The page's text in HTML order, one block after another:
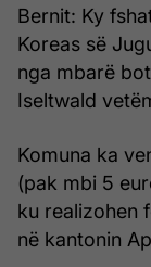
Bernit: Ky
Koreas së
nga mbarë
Iseltwald
Komuna ka
(pak mbi 5
ku realizohen
në kantonin